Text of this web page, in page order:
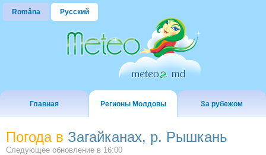
Româna Русский
Главная Регионы Молдовы За рубежом
Погода в Загайканах, р. Рышкань
Следующее обновление в 16:00